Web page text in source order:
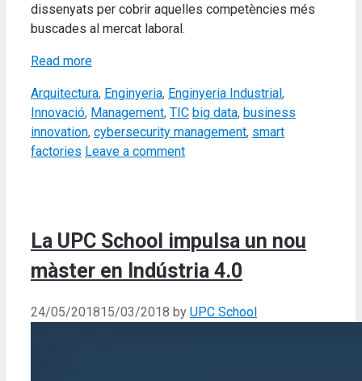
dissenyats per cobrir aquelles competències més
buscades al mercat laboral.
Read more
Categories
Arquitectura, Enginyeria, Enginyeria Industrial,
Innovació, Management, TIC Tags
big data, business
innovation, cybersecurity management, smart
factories Leave a comment
La UPC School impulsa un nou
màster en Indústria 4.0
24/05/201815/03/2018 by UPC School